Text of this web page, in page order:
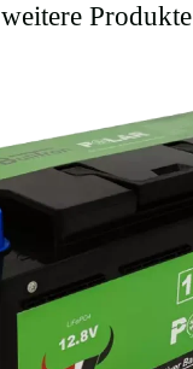
weitere Produkte